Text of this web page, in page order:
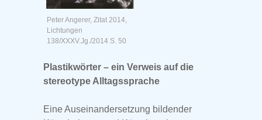
Peter Angerer, Zitat 2014,
Lichtungen
138/XXXV.Jg./2014 S. 50
Plastikwörter – ein Verweis auf die
stereotype Alltagssprache
Eine Auseinandersetzung bildender